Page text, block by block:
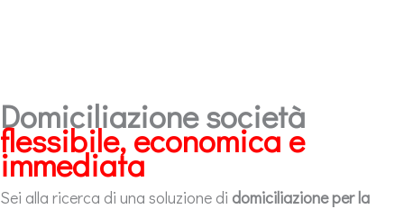
Domiciliazione società
flessibile, economica e
immediata
Sei alla ricerca di una soluzione di domiciliazione per la